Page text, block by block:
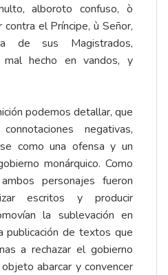
alboroto confuso, ò
el Príncipe, ù Señor,
de sus Magistrados,
mal hecho en vandos, y
podemos detallar, que
negativas,
como una ofensa y un
monárquico. Como
personajes fueron
escritos y producir
la sublevación en
publicación de textos que
a rechazar el gobierno
abarcar y convencer